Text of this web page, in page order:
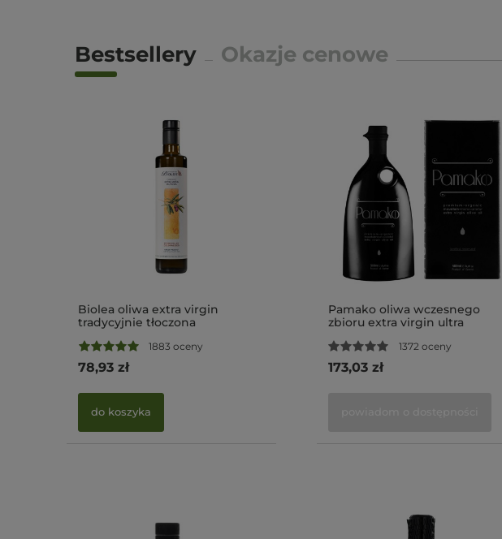
Bestsellery Okazje cenowe
Biolea oliwa extra virgin
tradycyjnie tłoczona
Chania 500ml BIO (NMR: Suma
786 mg/kg , Index D1 223
mg/kg)
1883 oceny
78,93 zł
do koszyka
Pamako oliwa wczesnego
zbioru extra virgin ultra
Monovarietal 500ml BIO (NMR:
Suma 2081 mg/kg , Index D1
1582 mg/kg)
1372 oceny
173,03 zł